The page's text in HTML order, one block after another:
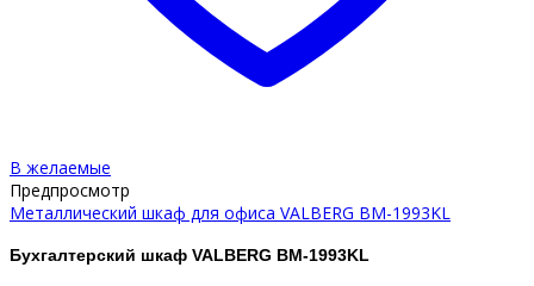
В желаемые
Предпросмотр
Металлический шкаф для офиса VALBERG BM-1993KL
Бухгалтерский шкаф VALBERG BM-1993KL